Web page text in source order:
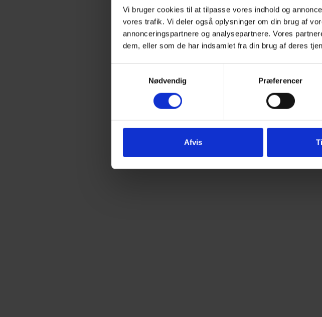
Vi bruger cookies til at tilpasse vores indhold og
vores trafik. Vi deler også oplysninger om din brug af
annonceringspartnere og analysepartnere. Vores
dem, eller som de har indsamlet fra din brug af deres
Nødvendig
Præferencer
Afvis